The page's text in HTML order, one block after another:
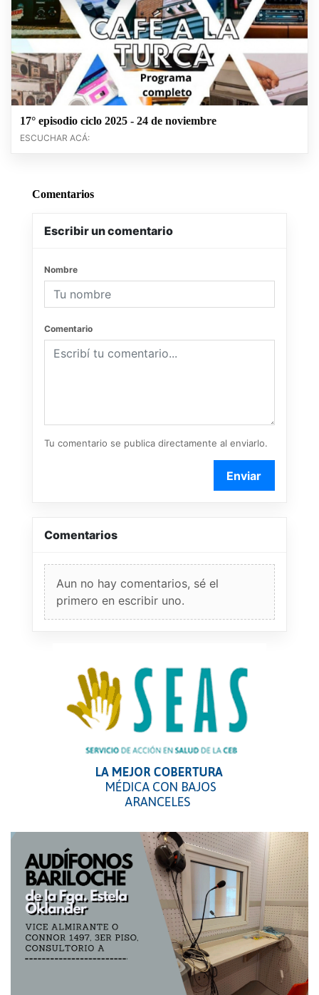
17° episodio ciclo 2025 - 24 de noviembre
ESCUCHAR ACÁ:
Comentarios
Escribir un comentario
Nombre
Comentario
Tu comentario se publica directamente al enviarlo.
Enviar
Comentarios
Aun no hay comentarios, sé el
primero en escribir uno.